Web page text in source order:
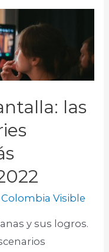
las
Visible
y sus logros.